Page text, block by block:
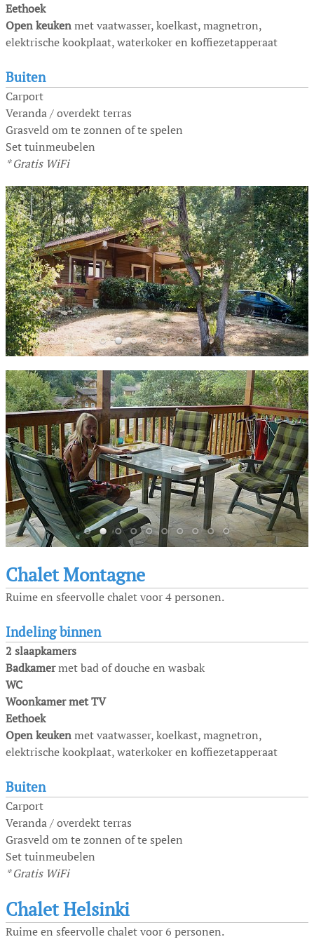
Eethoek
Open keukenmet vaatwasser, koelkast, magnetron,
elektrische kookplaat, waterkoker en koffiezetapperaat
Buiten
Carport
Veranda / overdekt terras
Grasveld om te zonnen of te spelen
Set tuinmeubelen
* Gratis WiFi
Chalet Montagne
Ruime en sfeervolle chalet voor 4 personen.
Indeling binnen
2 slaapkamers
Badkamermet bad of douche en wasbak
WC
Woonkamer met TV
Eethoek
Open keukenmet vaatwasser, koelkast, magnetron,
elektrische kookplaat, waterkoker en koffiezetapperaat
Buiten
Carport
Veranda / overdekt terras
Grasveld om te zonnen of te spelen
Set tuinmeubelen
* Gratis WiFi
Chalet Helsinki
Ruime en sfeervolle chalet voor 6 personen.